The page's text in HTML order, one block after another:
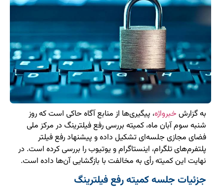
به گزارش خبرواژه، پیگیری‌ها از منابع آگاه حاکی است که روز
شنبه سوم آبان ماه، کمیته بررسی رفع فیلترینگ در مرکز ملی
فضای مجازی جلسه‌ای تشکیل داده و پیشنهاد رفع فیلتر
پلتفرم‌های تلگرام، اینستاگرام و یوتیوب را بررسی کرده است. در
نهایت این کمیته رأی به مخالفت با بازگشایی آن‌ها داده است.
جزئیات جلسه کمیته رفع فیلترینگ